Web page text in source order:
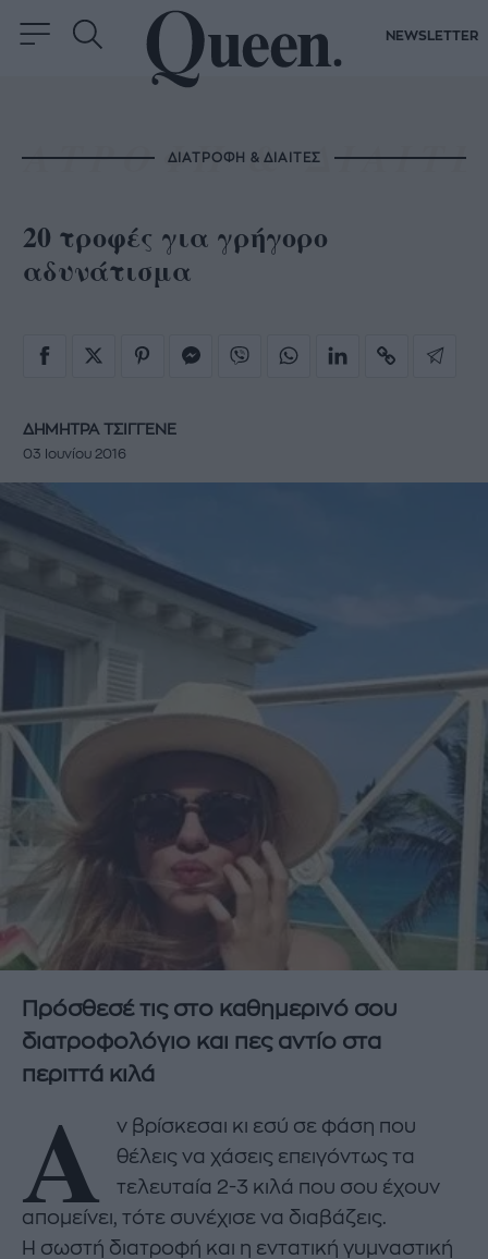
NEWSLETTER
ΔΙΑΤΡΟΦΗ & ΔΙΑΙΤΕΣ
20 τροφές για γρήγορο
αδυνάτισμα
ΔΗΜΗΤΡΑ ΤΣΙΓΓΕΝΕ
03 Ιουνίου 2016
Πρόσθεσέ τις στο καθημερινό σου
διατροφολόγιο και πες αντίο στα
περιττά κιλά
Α
ν βρίσκεσαι κι εσύ σε φάση που
θέλεις να χάσεις επειγόντως τα
τελευταία 2-3 κιλά που σου έχουν
απομείνει, τότε συνέχισε να διαβάζεις.
Η σωστή διατροφή και η εντατική γυμναστική